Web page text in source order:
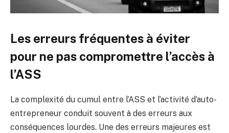
Les erreurs fréquentes à éviter
pour ne pas compromettre l’accès à
l’ASS
La complexité du cumul entre l’ASS et l’activité d’auto-
entrepreneur conduit souvent à des erreurs aux
conséquences lourdes. Une des erreurs majeures est